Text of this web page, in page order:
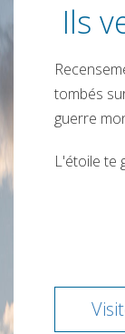
Ils
tombés
guerre
L'étoile te